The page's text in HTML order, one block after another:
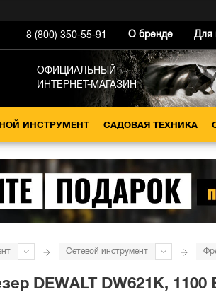
8 (800) 350-55-91 О бренде Для
ОФИЦИАЛЬНЫЙ
ИНТЕРНЕТ-МАГАЗИН
ИНСТРУМЕНТ САДОВАЯ ТЕХНИКА
Сетевой инструмент
DEWALT DW621K,